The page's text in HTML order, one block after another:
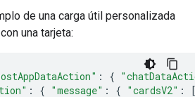
de una carga útil personalizada
una tarjeta:
: {
: { "message" : { "cardsV2" :